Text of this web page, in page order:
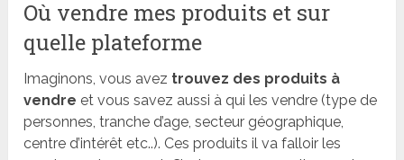
Où vendre mes produits et sur
quelle plateforme
Imaginons, vous avez trouvez des produits à
vendre et vous savez aussi à qui les vendre (type de
personnes, tranche d’age, secteur géographique,
centre d’intérêt etc..). Ces produits il va falloir les